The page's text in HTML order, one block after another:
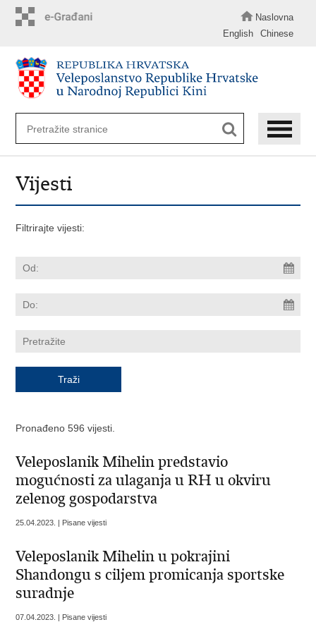
Naslovna
English
Chinese
Vijesti
Filtrirajte vijesti:
Pronađeno 596 vijesti.
Veleposlanik Mihelin predstavio
mogućnosti za ulaganja u RH u okviru
zelenog gospodarstva
25.04.2023. | Pisane vijesti
Veleposlanik Mihelin u pokrajini
Shandongu s ciljem promicanja sportske
suradnje
07.04.2023. | Pisane vijesti